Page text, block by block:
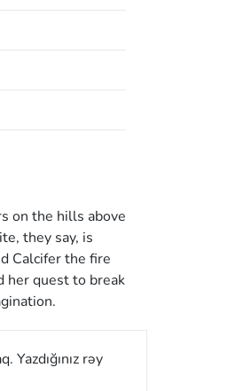
on the hills above
they say, is
Calcifer the fire
her quest to break
Yazdığınız rəy